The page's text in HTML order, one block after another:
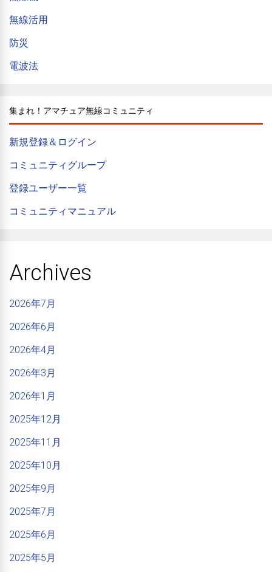
無線活用
防災
電波法
集まれ！アマチュア無線コミュニティ
新規登録＆ログイン
コミュニティグループ
登録ユーザー一覧
コミュニティマニュアル
Archives
2026年7月
2026年6月
2026年4月
2026年3月
2026年1月
2025年12月
2025年11月
2025年10月
2025年9月
2025年7月
2025年6月
2025年5月